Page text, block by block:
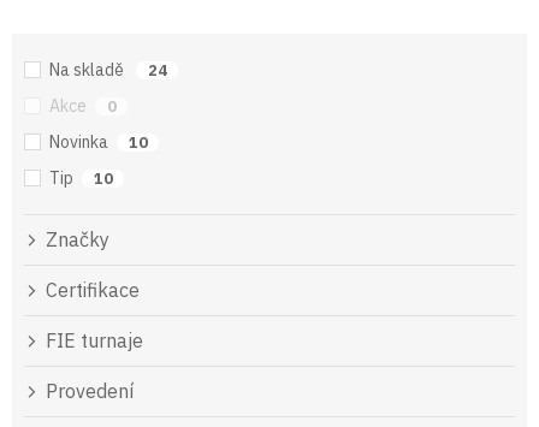
Na skladě 24
Akce 0
Novinka 10
Tip 10
Značky
Certifikace
FIE turnaje
Provedení